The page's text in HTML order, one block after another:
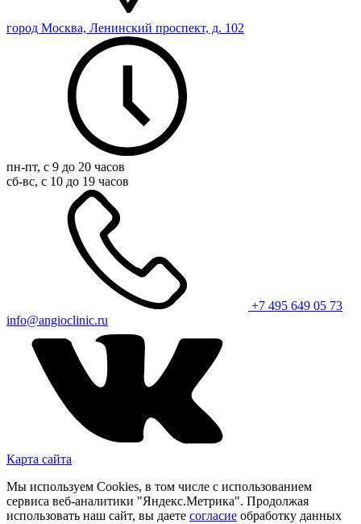
город Москва, Ленинский проспект, д. 102
пн-пт, с 9 до 20 часов
сб-вс, с 10 до 19 часов
+7 495 649 05 73
info@angioclinic.ru
Карта сайта
Мы используем Cookies, в том числе с использованием
сервиса веб-аналитики "Яндекс.Метрика". Продолжая
использовать наш сайт, вы даете согласие обработку данных